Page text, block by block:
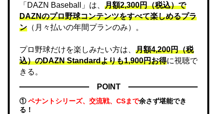
「DAZN Baseball」は、 月額2,300円（税込）で
DAZNのプロ野球コンテンツをすべて楽しめるプラ
ン （月々払いの年間プランのみ）。
プロ野球だけを楽しみたい方は、 月額4,200円（税
込）のDAZN Standard​よりも1,900円お得に視聴で
きる。
POINT
①ペナントシリーズ、交流戦、CSまで余さず堪能でき
る！